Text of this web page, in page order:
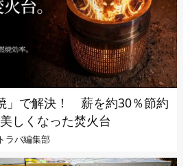
」で解決！ 薪を約30％節約
しくなった焚火台
ラバ編集部